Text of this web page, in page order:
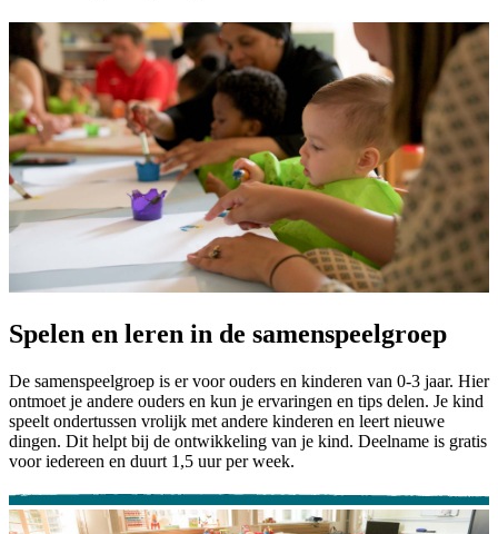
Spelen en leren in de samenspeelgroep
De samenspeelgroep is er voor ouders en kinderen van 0-3 jaar. Hier
ontmoet je andere ouders en kun je ervaringen en tips delen. Je kind
speelt ondertussen vrolijk met andere kinderen en leert nieuwe
dingen. Dit helpt bij de ontwikkeling van je kind. Deelname is gratis
voor iedereen en duurt 1,5 uur per week.